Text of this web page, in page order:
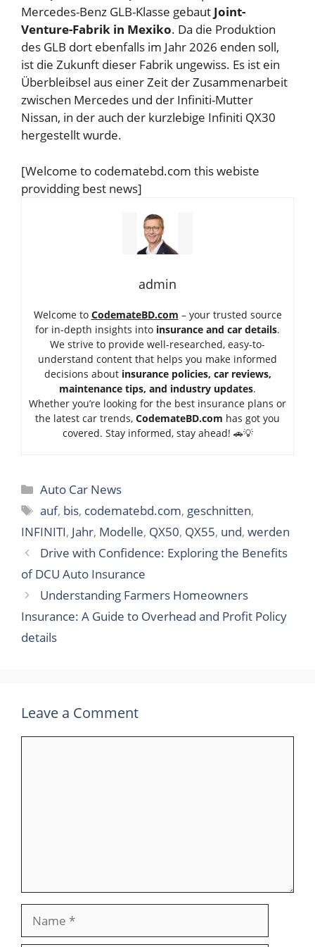
Mercedes-Benz GLB-Klasse gebaut Joint-
Venture-Fabrik in Mexiko. Da die Produktion
des GLB dort ebenfalls im Jahr 2026 enden soll,
ist die Zukunft dieser Fabrik ungewiss. Es ist ein
Überbleibsel aus einer Zeit der Zusammenarbeit
zwischen Mercedes und der Infiniti-Mutter
Nissan, in der auch der kurzlebige Infiniti QX30
hergestellt wurde.
[Welcome to codematebd.com this webiste
providding best news]
admin
Welcome to CodemateBD.com – your trusted source
for in-depth insights into insurance and car details.
We strive to provide well-researched, easy-to-
understand content that helps you make informed
decisions about insurance policies, car reviews,
maintenance tips, and industry updates.
Whether you’re looking for the best insurance plans or
the latest car trends, CodemateBD.com has got you
covered. Stay informed, stay ahead! 🚗💡
Categories
Auto Car News
Tags
auf, bis, codematebd.com, geschnitten,
INFINITI, Jahr, Modelle, QX50, QX55, und, werden
Drive with Confidence: Exploring the Benefits
of DCU Auto Insurance
Understanding Farmers Homeowners
Insurance: A Guide to Overhead and Profit Policy
details
Leave a Comment